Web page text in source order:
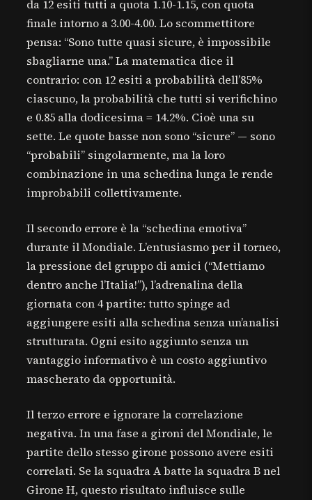
da 12 esiti tutti a quota 1.10-1.15, con quota
finale intorno a 3.00-4.00. Lo scommettitore
pensa: “Sono tutte quasi sicure, è impossibile
sbagliarne una.” La matematica dice il
contrario: con 12 esiti a probabilità dell’85%
ciascuno, la probabilità che tutti si verifichino
e 0.85 alla dodicesima = 14.2%. Cioè una su
sette. Le quote basse non sono “sicure” — sono
“probabili” singolarmente, ma la loro
combinazione in una schedina lunga le rende
improbabili collettivamente.
Il secondo errore è la “schedina emotiva”
durante il Mondiale. L’entusiasmo per il torneo,
la pressione del gruppo di amici (“Mettiamo
dentro anche l’Italia!”), l’adrenalina della
giornata con 4 partite: tutto spinge ad
aggiungere esiti alla schedina senza un’analisi
strutturata. Ogni esito aggiunto senza un
vantaggio informativo è un costo aggiuntivo
mascherato da opportunità.
Il terzo errore e ignorare la correlazione
negativa. In una fase a gironi del Mondiale, le
partite dello stesso girone possono avere esiti
correlati. Se la squadra A batte la squadra B nel
Girone H, questo risultato influisce sulle